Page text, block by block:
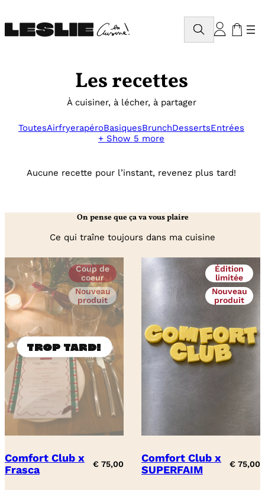
au
contenu
Rechercher
Les recettes
À cuisiner, à lécher, à partager
ToutesAirfryerapéroBasiquesBrunchDessertsEntrées
+ Show 5 more
Aucune recette pour l’instant, revenez plus tard!
On pense que ça va vous plaire
Ce qui traîne toujours dans ma cuisine
Coup de
coeur
Nouveau
produit
Comfort Club x
Frasca
€ 75,00
Édition
limitée
Nouveau
produit
Comfort Club x
SUPERFAIM
€ 75,00